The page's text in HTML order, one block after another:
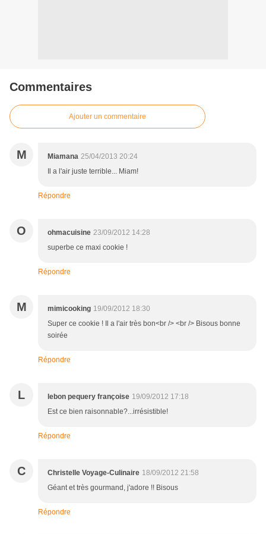
Commentaires
Ajouter un commentaire
M Miamana 25/04/2013 20:24
Il a l'air juste terrible... Miam!
Répondre
O ohmacuisine 23/09/2012 14:28
superbe ce maxi cookie !
Répondre
M mimicooking 19/09/2012 18:30
Super ce cookie ! Il a l'air très bon<br /> <br /> Bisous bonne
soirée
Répondre
L lebon pequery françoise 19/09/2012 17:18
Est ce bien raisonnable?...irrésistible!
Répondre
C Christelle Voyage-Culinaire 18/09/2012 21:58
Géant et très gourmand, j'adore !! Bisous
Répondre